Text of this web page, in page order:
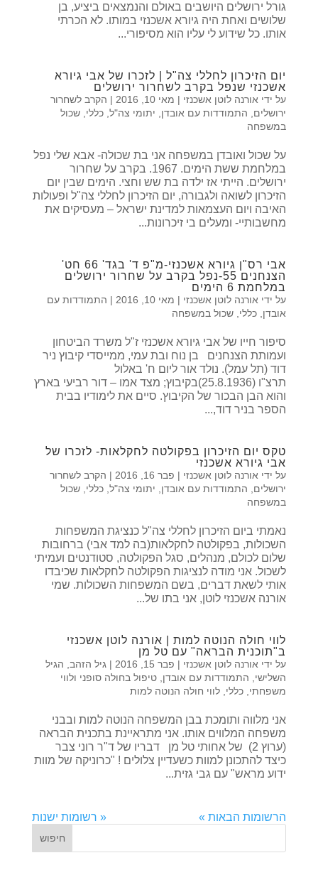
גורל ירושלים היושבים באולם והנמצאים ביציע, בן
שלושים ואחת היה גיורא אשכנזי במותו. לא הכרתי
אותו. כל שידוע לי עליו הוא מסיפורי...
יום הזיכרון לחללי צה"ל | לזכרו של אבי גיורא
אשכנזי שנפל בקרב לשחרור ירושלים
על ידי אורנה לוטן אשכנזי | מאי 10, 2016 | הקרב לשחרור
ירושלים
התמודדות עם אובדן יתומי צה"ל, כללי שכול
במשפחה
על שכול ואובדן במשפחה אני בת שכולה- אבא שלי נפל
במלחמת ששת הימים. 1967. בקרב על שחרור
ירושלים. הייתי אז ילדה בת שש וחצי. הימים שבין יום
הזיכרון לשואה ולגבורה, יום הזיכרון לחללי צה"ל ופעולות
האיבה ויום העצמאות למדינת ישראל – מעסיקים את
מחשבותיי- ומעלים בי זיכרונות...
אבי רס"ן גיורא אשכנזי-מ"פ ד' בגד' 66 חט'
הצנחנים 55-נפל בקרב על שחרור ירושלים
במלחמת 6 הימים
על ידי אורנה לוטן אשכנזי | מאי 10, 2016 | התמודדות עם
אובדן כללי שכול במשפחה
סיפור חייו של אבי גיורא אשכנזי ז"ל משרד הביטחון
ועמותת הצנחנים בן נוח ובת עמי, ממייסדי קיבוץ ניר
דוד (תל עמל). נולד אור ליום ח' באלול
תרצ"ו (25.8.1936)בקיבוץ; מצד אמו – דור רביעי בארץ
והוא הבן הבכור של הקיבוץ. סיים את לימודיו בבית
הספר בניר דוד,...
טקס יום הזיכרון בפקולטה לחקלאות- לזכרו של
אבי גיורא אשכנזי
על ידי אורנה לוטן אשכנזי | פבר 16, 2016 | הקרב לשחרור
ירושלים
התמודדות עם אובדן יתומי צה"ל, כללי שכול
במשפחה
נאמתי ביום הזיכרון לחללי צה"ל כנציגת המשפחות
השכולות, בפקולטה לחקלאות(בה למד אבי) ברחובות
שלום לכולם, מנהלים, סגל הפקולטה, סטודנטים ועמיתי
לשכול. אני מודה לנציגות הפקולטה לחקלאות שכיבדו
אותי לשאת דברים, בשם המשפחות השכולות. שמי
אורנה אשכנזי לוטן, אני בתו של...
לווי חולה הנוטה למות | אורנה לוטן אשכנזי
ב"תוכנית הבראה" עם טל מן
על ידי אורנה לוטן אשכנזי | פבר 15, 2016 | גיל הזהב
הגיל
השלישי
התמודדות עם אובדן טיפול בחולה סופני ולווי
משפחתי כללי לווי חולה הנוטה למות
אני מלווה ותומכת בבן המשפחה הנוטה למות ובבני
משפחה המלווים אותו. אני מתראיינת בתכנית הבראה
(ערוץ 2) של אחותי טל מן דבריו של ד"ר רוני צבר
כיצד להתכונן למוות כשעדיין צלולים ! "כרוניקה של מוות
ידוע מראש" עם גבי גזית...
« רשומות ישנות הרשומות הבאות »